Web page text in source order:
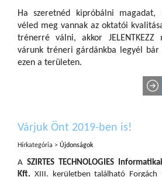
Ha szeretnéd kipróbálni
véled meg vannak az oktatói
trénerré válni, akkor
várunk tréneri gárdánkba legyél bár
ezen a területen.
Várjuk Önt 2019-ben is!
Hírkategória > Újdonságok
A SZIRTES TECHNOLOGIES
Kft. XIII. kerületben található